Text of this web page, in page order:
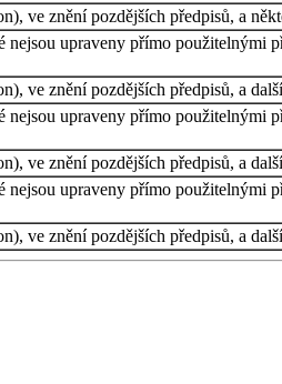
ve znění pozdějších předpisů, a
nejsou upraveny přímo použitelnými
ve znění pozdějších předpisů, a
nejsou upraveny přímo použitelnými
ve znění pozdějších předpisů, a
nejsou upraveny přímo použitelnými
ve znění pozdějších předpisů, a